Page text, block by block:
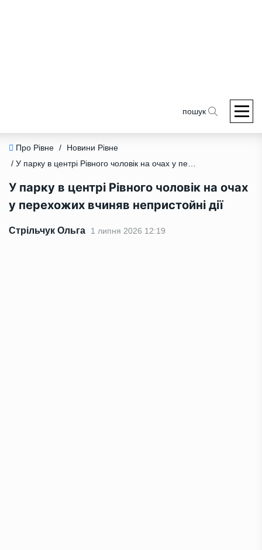
пошук
Про Рівне /
Новини Рівне
/ У парку в центрі Рівного чоловік на очах у перехожих вчиняв непристойні дії
У парку в центрі Рівного чоловік на очах
у перехожих вчиняв непристойні дії
Стрільчук Ольга 1 липня 2026 12:19